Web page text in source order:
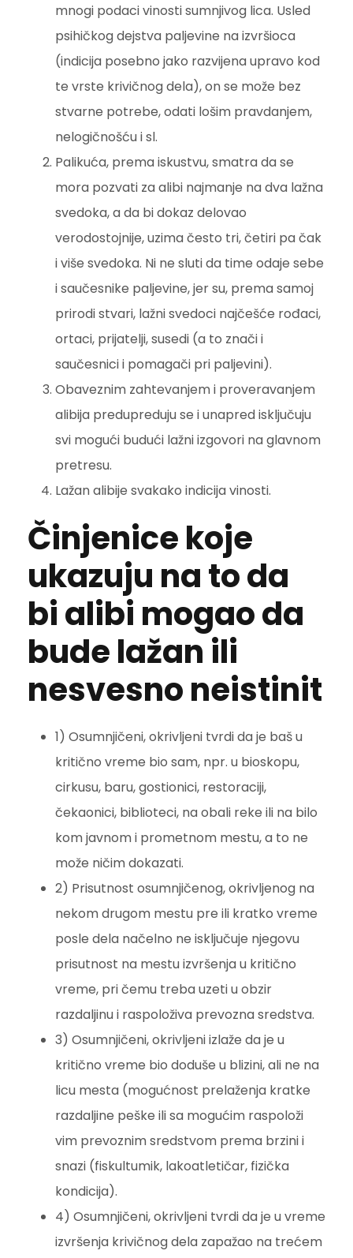
mnogi podaci vinosti sumnjivog lica. Usled
psihičkog dejstva paljevine na izvršioca
(indicija posebno jako razvijena upravo kod
te vrste krivičnog dela), on se može bez
stvarne potrebe, odati lošim pravdanjem,
nelogičnošću i sl.
Palikuća, prema iskustvu, smatra da se
mora pozvati za alibi najmanje na dva lažna
svedoka, a da bi dokaz delovao
verodostojnije, uzima često tri, četiri pa čak
i više svedoka. Ni ne sluti da time odaje sebe
i saučesnike paljevine, jer su, prema samoj
prirodi stvari, lažni svedoci najčešće rođaci,
ortaci, prijatelji, susedi (a to znači i
saučesnici i pomagači pri paljevini).
Obaveznim zahtevanjem i proveravanjem
alibija predupreduju se i unapred isključuju
svi mogući budući lažni izgovori na glavnom
pretresu.
Lažan alibije svakako indicija vinosti.
Činjenice koje
ukazuju na to da
bi alibi mogao da
bude lažan ili
nesvesno neistinit
1) Osumnjičeni, okrivljeni tvrdi da je baš u
kritično vreme bio sam, npr. u bioskopu,
cirkusu, baru, gostionici, restoraciji,
čekaonici, biblioteci, na obali reke ili na bilo
kom javnom i prometnom mestu, a to ne
može ničim dokazati.
2) Prisutnost osumnjičenog, okrivljenog na
nekom drugom mestu pre ili kratko vreme
posle dela načelno ne isključuje njegovu
prisutnost na mestu izvršenja u kritično
vreme, pri čemu treba uzeti u obzir
razdaljinu i raspoloživa prevozna sredstva.
3) Osumnjičeni, okrivljeni izlaže da je u
kritično vreme bio doduše u blizini, ali ne na
licu mesta (mogućnost prelaženja kratke
razdaljine peške ili sa mogućim raspoloži
vim prevoznim sredstvom prema brzini i
snazi (fiskultumik, lakoatletičar, fizička
kondicija).
4) Osumnjičeni, okrivljeni tvrdi da je u vreme
izvršenja krivičnog dela zapažao na trećem